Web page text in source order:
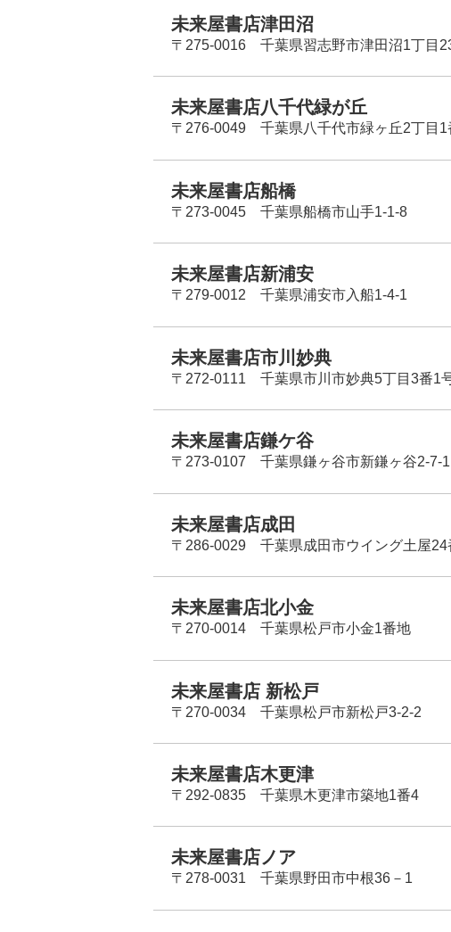
未来屋書店津田沼
〒275-0016 千葉県習志野市津田沼1丁目
未来屋書店八千代緑が丘
〒276-0049 千葉県八千代市緑ヶ丘2丁目1
未来屋書店船橋
〒273-0045 千葉県船橋市山手1-1-8
未来屋書店新浦安
〒279-0012 千葉県浦安市入船1-4-1
未来屋書店市川妙典
〒272-0111 千葉県市川市妙典5丁目3番1
未来屋書店鎌ケ谷
〒273-0107 千葉県鎌ヶ谷市新鎌ヶ谷2-7-1
未来屋書店成田
〒286-0029 千葉県成田市ウイング土屋24
未来屋書店北小金
〒270-0014 千葉県松戸市小金1番地
未来屋書店 新松戸
〒270-0034 千葉県松戸市新松戸3-2-2
未来屋書店木更津
〒292-0835 千葉県木更津市築地1番4
未来屋書店ノア
〒278-0031 千葉県野田市中根36－1